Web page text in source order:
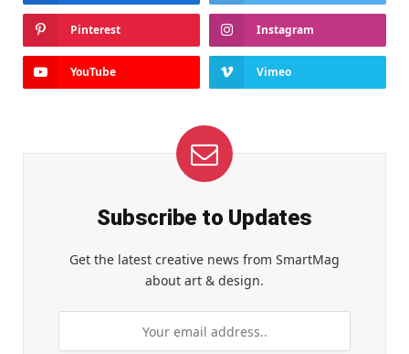
Pinterest Instagram
YouTube Vimeo
Subscribe to Updates
Get the latest creative news from SmartMag
about art & design.